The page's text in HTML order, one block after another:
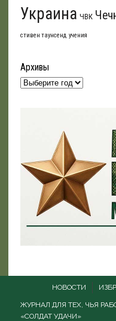
Украина ЧВК
стивен таунсенд учения
Архивы
НОВОСТИ
ЖУРНАЛ ДЛЯ ТЕХ, ЧЬЯ
«СОЛДАТ УДАЧИ»